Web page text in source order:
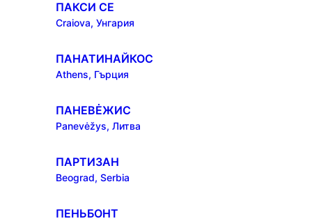
ПАКСИ СЕ
Craiova, Унгария
ПАНАТИНАЙКОС
Athens, Гърция
ПАНЕВĖЖИС
Panevėžys, Литва
ПАРТИЗАН
Beograd, Serbia
ПЕНЬБОНТ